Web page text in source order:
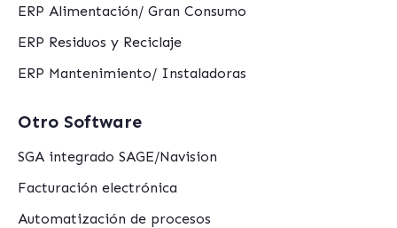
ERP Alimentación/ Gran Consumo
ERP Residuos y Reciclaje
ERP Mantenimiento/ Instaladoras
Otro Software
SGA integrado SAGE/Navision
Facturación electrónica
Automatización de procesos